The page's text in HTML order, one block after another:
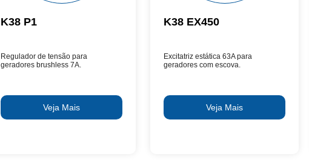
K38 P1
Regulador de tensão para
geradores brushless 7A.
Veja Mais
K38 EX450
Excitatriz estática 63A para
geradores com escova.
Veja Mais